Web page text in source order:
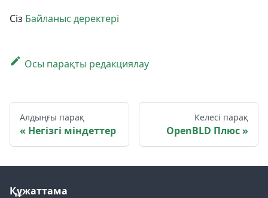
Сіз Байланыс деректері
Осы парақты редакциялау
Алдыңғы парақ
Негізгі міндеттер
Келесі парақ
OpenBLD Плюс
Құжаттама